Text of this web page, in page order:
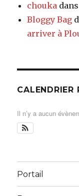
chouka
Bloggy Bag
arriver à
CALENDRIER
Il n’y a aucun
Portail